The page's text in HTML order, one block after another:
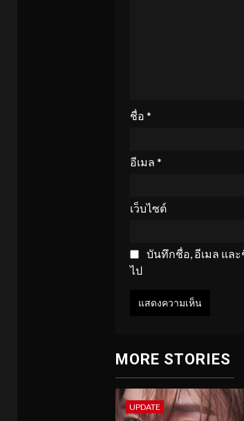
ชื่อ *
อีเมล *
เว็บไซต์
บันทึกชื่อ, อีเมล แล
ไป
MORE STORIES
UPDATE